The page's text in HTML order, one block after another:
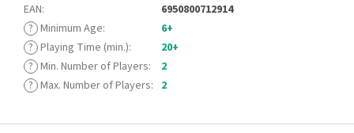
EAN:
6950800712914
? Minimum Age:
6+
? Playing Time (min.):
20+
? Min. Number of Players:
2
? Max. Number of Players: 2